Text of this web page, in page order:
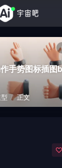
手势图标插
正文